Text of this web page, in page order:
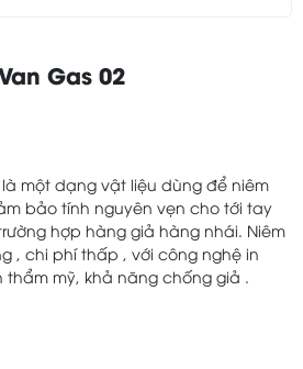
Gas 02
một dạng vật liệu dùng để niêm
bảo tính nguyên vẹn cho tới tay
hợp hàng giả hàng nhái. Niêm
, chi phí thấp , với công nghệ in
mỹ, khả năng chống giả .